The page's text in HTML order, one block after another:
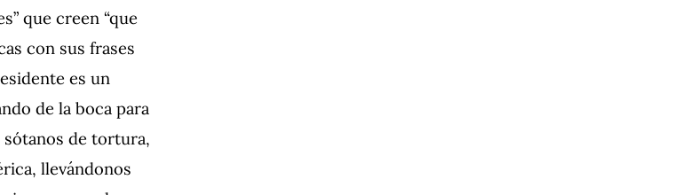
que creen “que
con sus frases
es un
de la boca para
sótanos de tortura,
llevándonos